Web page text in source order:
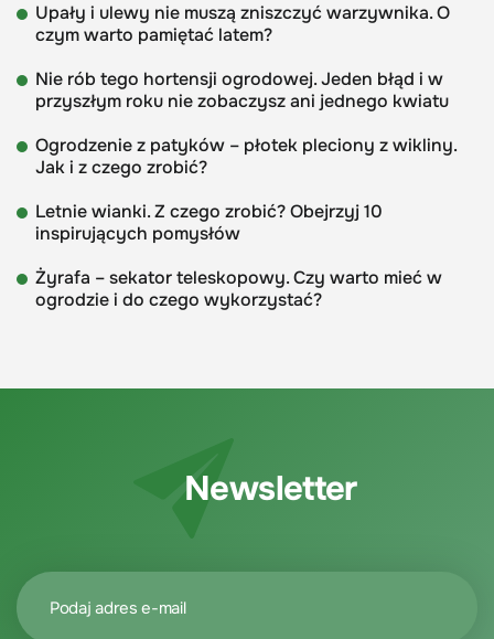
Upały i ulewy nie muszą zniszczyć warzywnika. O
czym warto pamiętać latem?
Nie rób tego hortensji ogrodowej. Jeden błąd i w
przyszłym roku nie zobaczysz ani jednego kwiatu
Ogrodzenie z patyków – płotek pleciony z wikliny.
Jak i z czego zrobić?
Letnie wianki. Z czego zrobić? Obejrzyj 10
inspirujących pomysłów
Żyrafa – sekator teleskopowy. Czy warto mieć w
ogrodzie i do czego wykorzystać?
Newsletter